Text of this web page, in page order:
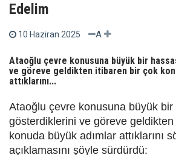
Edelim
10 Haziran 2025 A
Ataoğlu çevre konusuna büyük bir
ve göreve geldikten itibaren bir çok
attıklarını...
Ataoğlu çevre konusuna büyük
gösterdiklerini ve göreve
konuda büyük adımlar attıklarını
açıklamasını şöyle sürdürdü: